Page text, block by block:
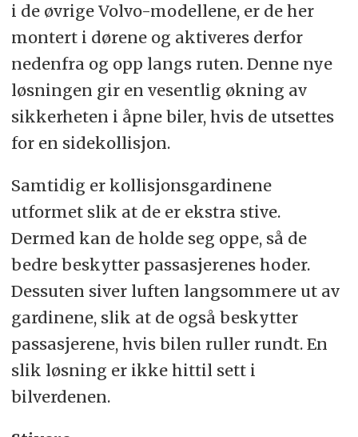
i de øvrige Volvo-modellene, er de her
montert i dørene og aktiveres derfor
nedenfra og opp langs ruten. Denne nye
løsningen gir en vesentlig økning av
sikkerheten i åpne biler, hvis de utsettes
for en sidekollisjon.
Samtidig er kollisjonsgardinene
utformet slik at de er ekstra stive.
Dermed kan de holde seg oppe, så de
bedre beskytter passasjerenes hoder.
Dessuten siver luften langsommere ut av
gardinene, slik at de også beskytter
passasjerene, hvis bilen ruller rundt. En
slik løsning er ikke hittil sett i
bilverdenen.